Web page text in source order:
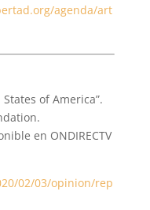
agenda/art
of America”.
en ONDIRECTV
02/03/opinion/rep